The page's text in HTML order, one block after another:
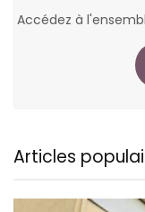
Accédez à
Articles